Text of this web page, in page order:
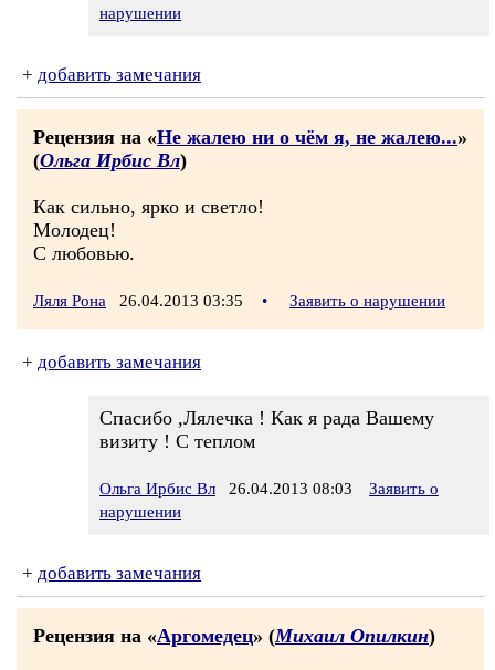
нарушении
+ добавить замечания
Рецензия на «Не жалею ни о чём я, не жалею...»
(Ольга Ирбис Вл)
Как сильно, ярко и светло!
Молодец!
С любовью.
Ляля Рона 26.04.2013 03:35 • Заявить о нарушении
+ добавить замечания
Спасибо ,Лялечка ! Как я рада Вашему
визиту ! С теплом
Ольга Ирбис Вл 26.04.2013 08:03
Заявить о
нарушении
+ добавить замечания
Рецензия на «Аргомедец» (Михаил Опилкин)